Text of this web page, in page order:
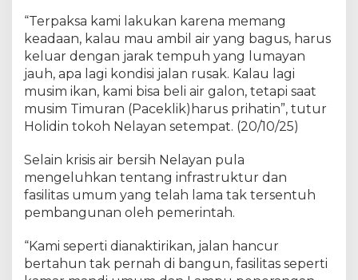
“Terpaksa kami lakukan karena memang
keadaan, kalau mau ambil air yang bagus, harus
keluar dengan jarak tempuh yang lumayan
jauh, apa lagi kondisi jalan rusak. Kalau lagi
musim ikan, kami bisa beli air galon, tetapi saat
musim Timuran (Paceklik)harus prihatin”, tutur
Holidin tokoh Nelayan setempat. (20/10/25)
Selain krisis air bersih Nelayan pula
mengeluhkan tentang infrastruktur dan
fasilitas umum yang telah lama tak tersentuh
pembangunan oleh pemerintah.
“Kami seperti dianaktirikan, jalan hancur
bertahun tak pernah di bangun, fasilitas seperti